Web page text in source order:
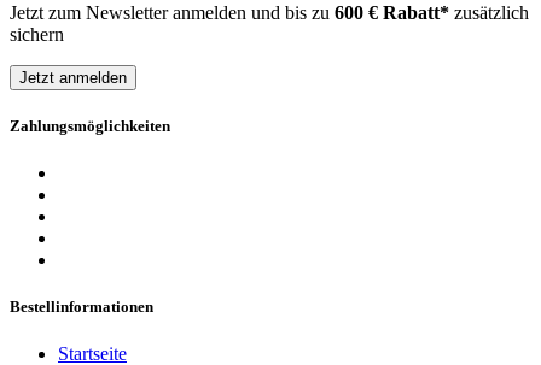
Jetzt zum Newsletter anmelden und bis zu 600 € Rabatt* zusätzlich
sichern
Jetzt anmelden
Zahlungsmöglichkeiten
Bestellinformationen
Startseite